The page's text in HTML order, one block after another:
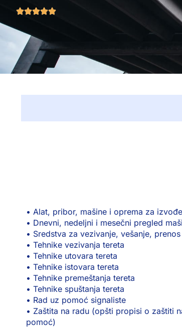
• Alat, pribor, mašine i oprema za
• Dnevni, nedeljni i mesečni pregled
• Sredstva za vezivanje, vešanje,
• Tehnike vezivanja tereta
• Tehnike utovara tereta
• Tehnike istovara tereta
• Tehnike premeštanja tereta
• Tehnike spuštanja tereta
• Rad uz pomoć signaliste
• Zaštita na radu (opšti propisi o zaštiti
pomoć)